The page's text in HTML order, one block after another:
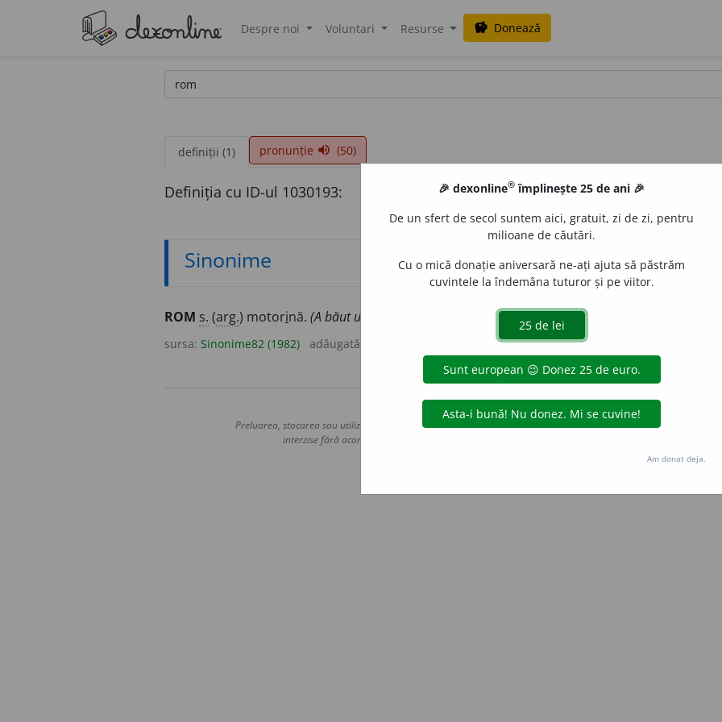
Despre noi Voluntari Resurse savings Donează
definiții (1) pronunție volume_up (50)
Definiția cu ID-ul 1030193:
Sinonime
ROM s. (arg.) motorină. (A băut un păhărel de ~.)
sursa: Sinonime82 (1982) adăugată de acțiuni
Copyright © 2004-2026 dexonline (https://dexonline.ro)
Preluarea, stocarea sau utilizarea datelor de pe acest site, inclusiv prin orice metode de extragere automată
interzise fără acordul nostru prealabil scris, cu excepția seturilor de date oferite oficial spre utilizare
Hosterion
🎉 dexonline® împlinește 25 de ani 🎉
De un sfert de secol suntem aici, gratuit, zi de zi, pentru
milioane de căutări.
Cu o mică donație aniversară ne-ați ajuta să păstrăm
cuvintele la îndemâna tuturor și pe viitor.
Am donat deja.